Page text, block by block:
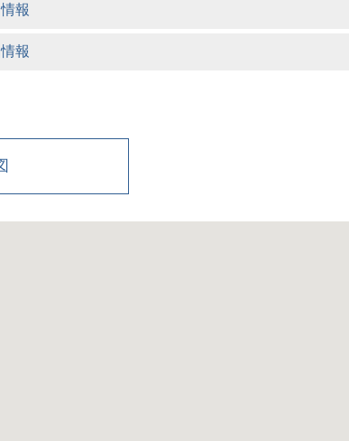
報
報